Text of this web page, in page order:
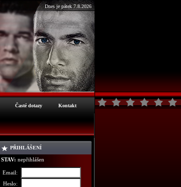
Dnes je pátek 7.8.2026
Časté dotazy Kontakt
PŘIHLÁŠENÍ
STAV: nepřihlášen
Email:
Heslo: